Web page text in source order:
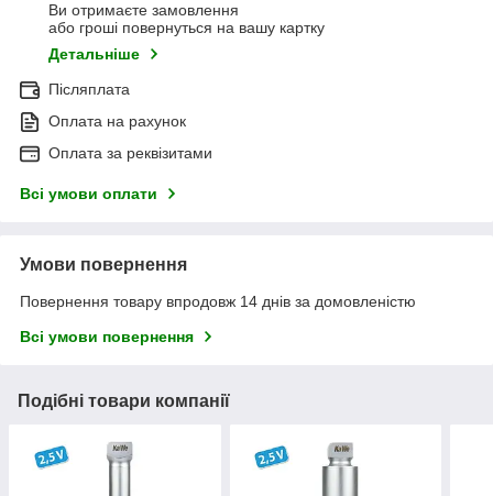
Ви отримаєте замовлення
або гроші повернуться на вашу картку
Детальніше
Післяплата
Оплата на рахунок
Оплата за реквізитами
Всі умови оплати
Умови повернення
Повернення товару впродовж 14 днів за домовленістю
Всі умови повернення
Подібні товари компанії